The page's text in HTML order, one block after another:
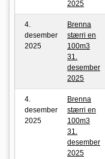
2025
4.
desember
2025
Brenna
stærri en
100m3
31.
desember
2025
4.
desember
2025
Brenna
stærri en
100m3
31.
desember
2025